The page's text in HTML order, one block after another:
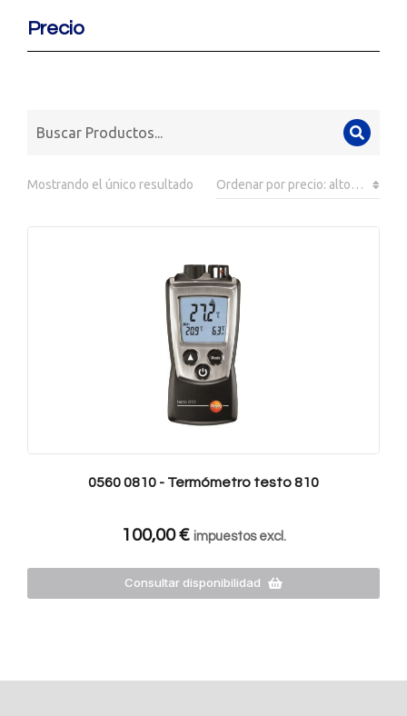
Precio
Mostrando el único resultado
0560 0810 - Termómetro testo 810
100,00€ impuestos excl.
Consultar disponibilidad